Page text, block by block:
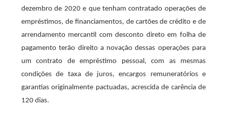
dezembro de 2020 e que tenham contratado operações de
empréstimos, de financiamentos, de cartões de crédito e de
arrendamento mercantil com desconto direto em folha de
pagamento terão direito a novação dessas operações para
um contrato de empréstimo pessoal, com as mesmas
condições de taxa de juros, encargos remuneratórios e
garantias originalmente pactuadas, acrescida de carência de
120 dias.